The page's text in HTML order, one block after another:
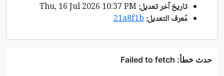
تاريخ آخر تعديل:
مُعرف التعديل:21a8f1b